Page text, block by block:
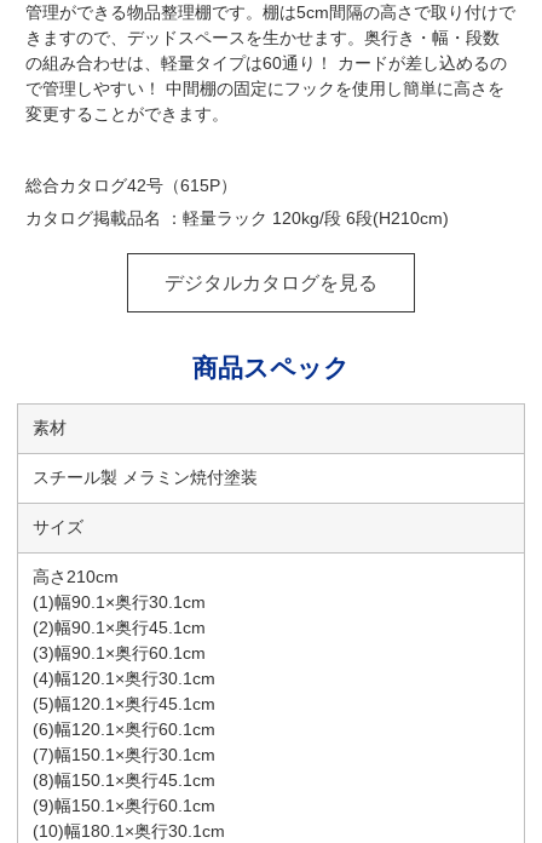
管理ができる物品整理棚です。棚は5cm間隔の高さで取り付けで
きますので、デッドスペースを生かせます。奥行き・幅・段数
の組み合わせは、軽量タイプは60通り！ カードが差し込めるの
で管理しやすい！ 中間棚の固定にフックを使用し簡単に高さを
変更することができます。
総合カタログ42号（615P）
カタログ掲載品名 ：軽量ラック 120kg/段 6段(H210cm)
デジタルカタログを見る
商品スペック
素材
スチール製 メラミン焼付塗装
サイズ
高さ210cm
(1)幅90.1×奥行30.1cm
(2)幅90.1×奥行45.1cm
(3)幅90.1×奥行60.1cm
(4)幅120.1×奥行30.1cm
(5)幅120.1×奥行45.1cm
(6)幅120.1×奥行60.1cm
(7)幅150.1×奥行30.1cm
(8)幅150.1×奥行45.1cm
(9)幅150.1×奥行60.1cm
(10)幅180.1×奥行30.1cm